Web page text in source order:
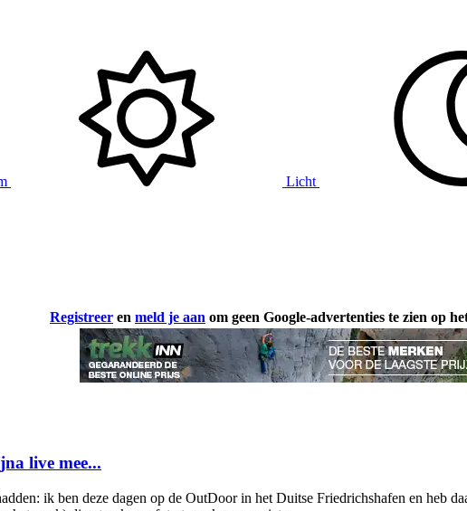
Licht
Registreer en meld je aan om geen Google-advertenties te zien op
live mee...
ik ben deze dagen op de OutDoor in het Duitse Friedrichshafen en heb